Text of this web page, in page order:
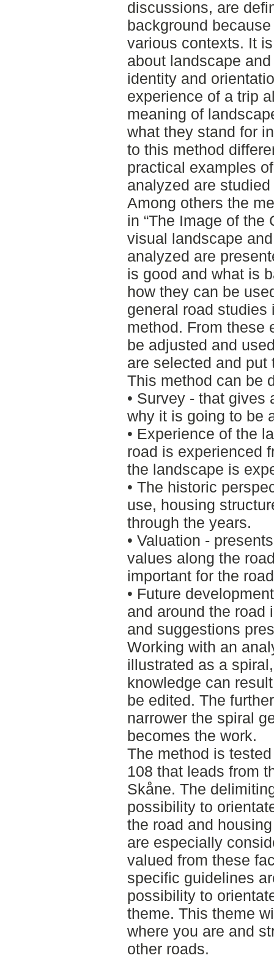
discussions, are
background
various contexts. It
about landscape
identity and
experience of a trip
meaning of
what they stand for
to this method
practical examples
analyzed are
Among others the
in “The Image of the
visual landscape
analyzed are
is good and what is
how they can be
general road studies
method. From these
be adjusted and
are selected and
This method can be
• Survey - that gives
why it is going to be
• Experience of the
road is experienced
the landscape is
• The historic
use, housing
through the years.
• Valuation -
values along the
important for the
• Future
and around the road
and suggestions
Working with an
illustrated as a
knowledge can
be edited. The
narrower the spiral
becomes the work.
The method is
108 that leads from
Skåne. The
possibility to
the road and
are especially
valued from these
specific guidelines
possibility to
theme. This theme
where you are and
other roads.